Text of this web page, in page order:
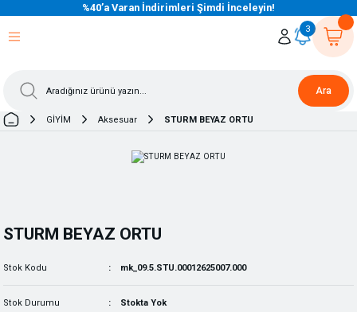
%40’a Varan İndirimleri Şimdi İnceleyin!
Ara
3
GİYİM Aksesuar STURM BEYAZ ORTU
STURM BEYAZ ORTU
Stok Kodu mk_09.5.STU.00012625007.000
Stok Durumu Stokta Yok